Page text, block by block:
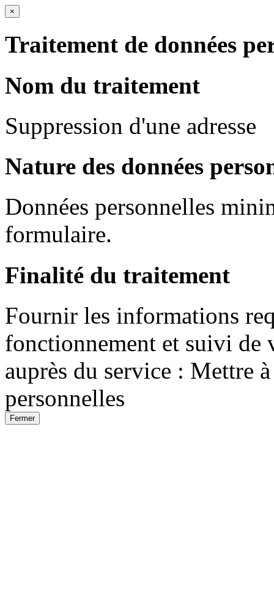
×
Traitement de données
Nom du traitement
Suppression d'une adresse
Nature des données
Données personnelles
formulaire.
Finalité du traitement
Fournir les informations
fonctionnement et suivi de
auprès du service : Mettre
personnelles
Fermer